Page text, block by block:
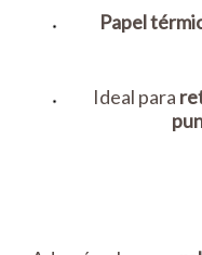
Papel
Ideal para